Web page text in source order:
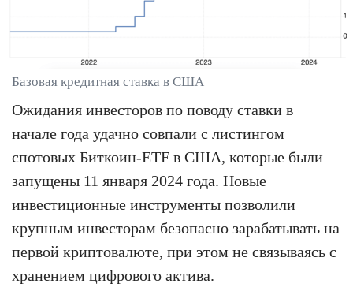
Базовая кредитная ставка в США
Ожидания инвесторов по поводу ставки в
начале года удачно совпали с листингом
спотовых Биткоин-ETF в США, которые были
запущены 11 января 2024 года. Новые
инвестиционные инструменты позволили
крупным инвесторам безопасно зарабатывать на
первой криптовалюте, при этом не связываясь с
хранением цифрового актива.